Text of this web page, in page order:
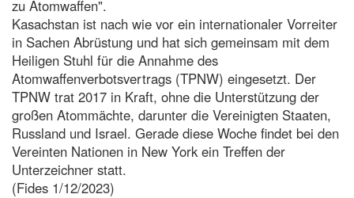
zu Atomwaffen".
Kasachstan ist nach wie vor ein internationaler Vorreiter
in Sachen Abrüstung und hat sich gemeinsam mit dem
Heiligen Stuhl für die Annahme des
Atomwaffenverbotsvertrags (TPNW) eingesetzt. Der
TPNW trat 2017 in Kraft, ohne die Unterstützung der
großen Atommächte, darunter die Vereinigten Staaten,
Russland und Israel. Gerade diese Woche findet bei den
Vereinten Nationen in New York ein Treffen der
Unterzeichner statt.
(Fides 1/12/2023)